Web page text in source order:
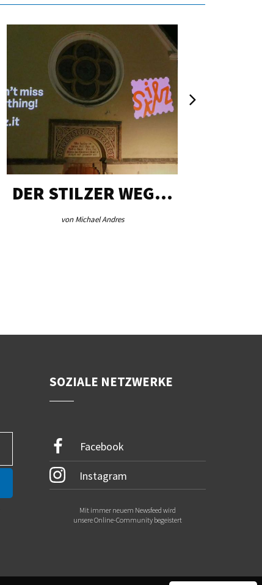
DER STILZER WEG…
von Michael Andres
SOZIALE NETZWERKE
Facebook
Instagram
Mit immer neuem Newsfeed wird
unsere Online-Community begeistert